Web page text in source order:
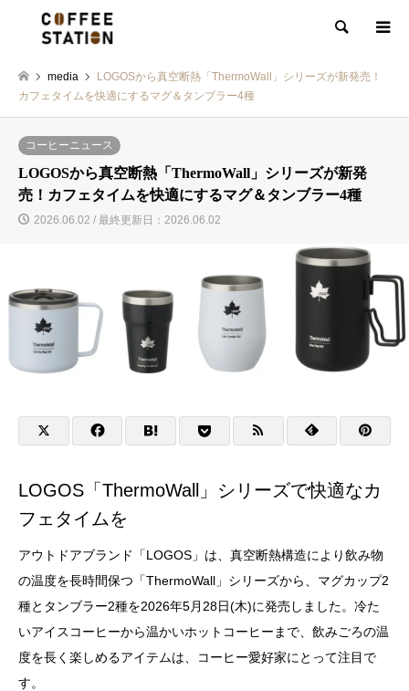
検索
media
LOGOSから真空断熱「ThermoWall」シリーズが新発売！
カフェタイムを快適にするマグ＆タンブラー4種
コーヒーニュース
LOGOSから真空断熱「ThermoWall」シリーズが新発
売！カフェタイムを快適にするマグ＆タンブラー4種
2026.06.02 / 最終更新日：2026.06.02
LOGOS「ThermoWall」シリーズで快適なカ
フェタイムを
アウトドアブランド「LOGOS」は、真空断熱構造により飲み物
の温度を長時間保つ「ThermoWall」シリーズから、マグカップ2
種とタンブラー2種を2026年5月28日(木)に発売しました。冷た
いアイスコーヒーから温かいホットコーヒーまで、飲みごろの温
度を長く楽しめるアイテムは、コーヒー愛好家にとって注目で
す。